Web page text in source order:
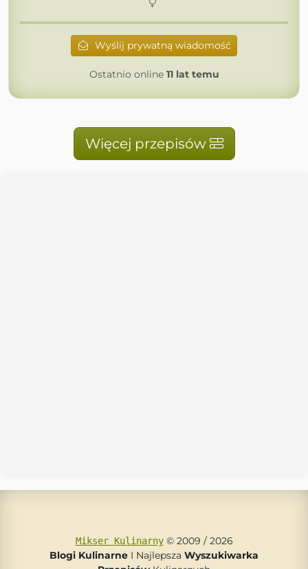
Wyślij prywatną wiadomość
Ostatnio online 11 lat temu
Więcej przepisów
Mikser Kulinarny© 2009 / 2026
Blogi Kulinarne I Najlepsza Wyszukiwarka